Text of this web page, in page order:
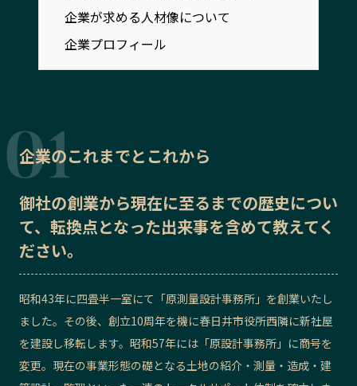
イベント
「人」から探す
記事ライター アンバサダー
お問い合わせ
企業が求める人材像について
企業プロフィール
企業のこれまでとこれから
御社の創業から現在に至るまでの歴史につい
て、転換点となった出来事を含めて教えてく
ださい。
昭和43年に四畳半一室にて「原測量設計事務所」を創業いたし
ました。その後、創立10周年を機に春日井市役所西隣に新社屋
を建設し移転します。昭和57年には「原設計事務所」に商号を
変更。現在の事業形態の礎となる土地の紹介・測量・造成・建